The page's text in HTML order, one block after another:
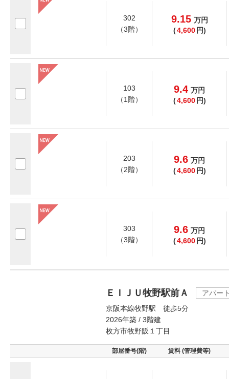
302
（3階）
9.15 万円
(4,600 円)
103
（1階）
9.4 万円
(4,600 円)
203
（2階）
9.6 万円
(4,600 円)
303
（3階）
9.6 万円
(4,600 円)
ＥＩＪＵ牧野駅前Ａ
アパー
京阪本線牧野駅 徒歩5分
2026年築 / 3階建
枚方市牧野阪１丁目
部屋番号(階) 賃料 (管理費等)